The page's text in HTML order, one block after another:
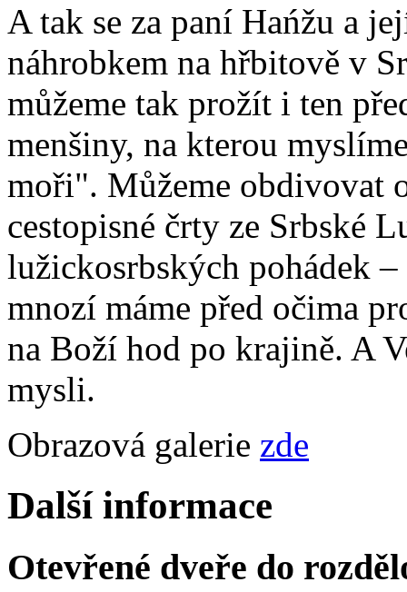
A tak se za paní Hańžu a
náhrobkem na hřbitově v
můžeme tak prožít i ten
menšiny, na kterou
moři". Můžeme obdivovat
cestopisné črty ze Srbské
lužickosrbských pohádek
mnozí máme před očima
na Boží hod po krajině. A
mysli.
Obrazová galerie zde
Další informace
Otevřené dveře do